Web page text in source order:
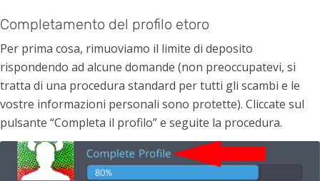
Completamento del profilo etoro
Per prima cosa, rimuoviamo il limite di deposito
rispondendo ad alcune domande (non preoccupatevi, si
tratta di una procedura standard per tutti gli scambi e le
vostre informazioni personali sono protette). Cliccate sul
pulsante “Completa il profilo” e seguite la procedura.